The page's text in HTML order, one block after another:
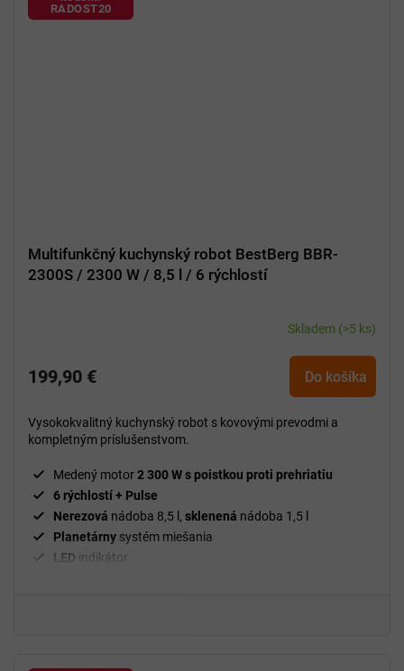
RADOST20
Multifunkčný kuchynský robot BestBerg BBR-
2300S / 2300 W / 8,5 l / 6 rýchlostí
Skladem (>5 ks)
199,90 € Do košíka
Vysokokvalitný kuchynský robot s kovovými prevodmi a
kompletným príslušenstvom.
Medený motor2 300 W s poistkou proti prehriatiu
6 rýchlostí + Pulse
Nerezová nádoba 8,5 l, sklenená nádoba 1,5 l
Planetárny systém miešania
LED indikátor